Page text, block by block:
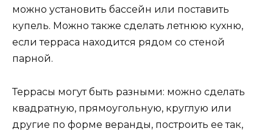
можно установить бассейн или поставить
купель. Можно также сделать летнюю кухню,
если терраса находится рядом со стеной
парной.
Террасы могут быть разными: можно сделать
квадратную, прямоугольную, круглую или
другие по форме веранды, построить ее так,